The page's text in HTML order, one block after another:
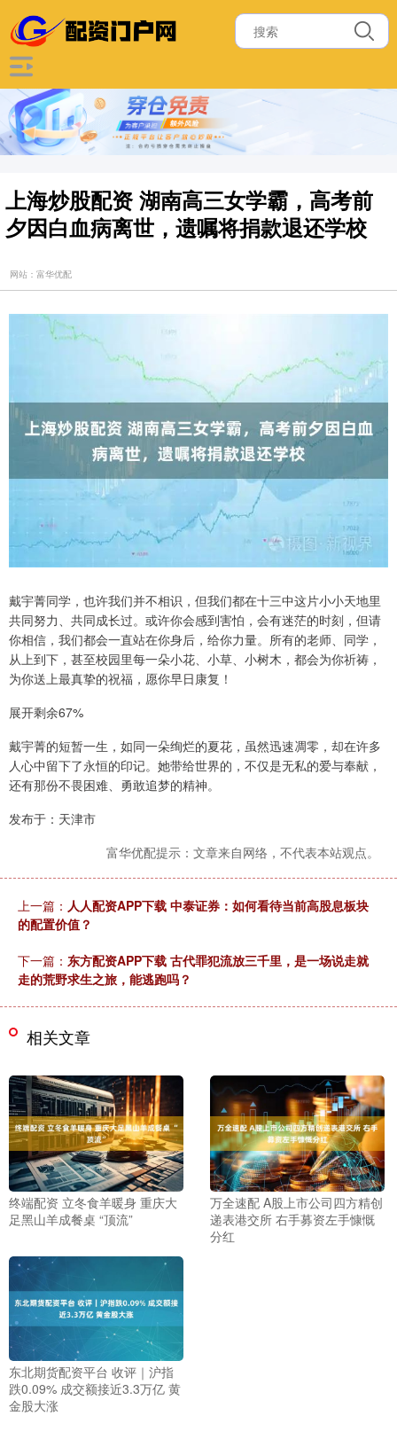
上海炒股配资 湖南高三女学霸，高考前
夕因白血病离世，遗嘱将捐款退还学校
网站：富华优配
戴宇菁同学，也许我们并不相识，但我们都在十三中这片小小天地里
共同努力、共同成长过。或许你会感到害怕，会有迷茫的时刻，但请
你相信，我们都会一直站在你身后，给你力量。所有的老师、同学，
从上到下，甚至校园里每一朵小花、小草、小树木，都会为你祈祷，
为你送上最真挚的祝福，愿你早日康复！
展开剩余67%
戴宇菁的短暂一生，如同一朵绚烂的夏花，虽然迅速凋零，却在许多
人心中留下了永恒的印记。她带给世界的，不仅是无私的爱与奉献，
还有那份不畏困难、勇敢追梦的精神。
发布于：天津市
富华优配提示：文章来自网络，不代表本站观点。
上一篇： 人人配资APP下载 中泰证券：如何看待当前高股息板块
的配置价值？
下一篇： 东方配资APP下载 古代罪犯流放三千里，是一场说走就
走的荒野求生之旅，能逃跑吗？
相关文章
终端配资 立冬食羊暖身 重庆大
足黑山羊成餐桌 “顶流”
万全速配 A股上市公司四方精创
递表港交所 右手募资左手慷慨
分红
东北期货配资平台 收评｜沪指
跌0.09% 成交额接近3.3万亿 黄
金股大涨